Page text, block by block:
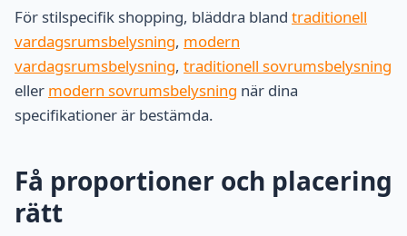
För stilspecifik shopping, bläddra bland traditionell
vardagsrumsbelysning, modern
vardagsrumsbelysning, traditionell sovrumsbelysning
eller modern sovrumsbelysning när dina
specifikationer är bestämda.
Få proportioner och placering
rätt